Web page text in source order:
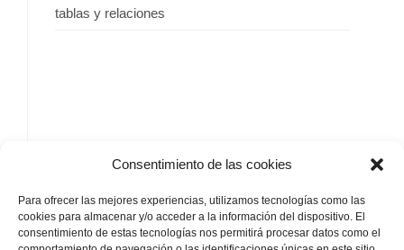
Consentimiento de las cookies
Para ofrecer las mejores experiencias, utilizamos tecnologías como las
cookies para almacenar y/o acceder a la información del dispositivo. El
consentimiento de estas tecnologías nos permitirá procesar datos como el
tablas y relaciones